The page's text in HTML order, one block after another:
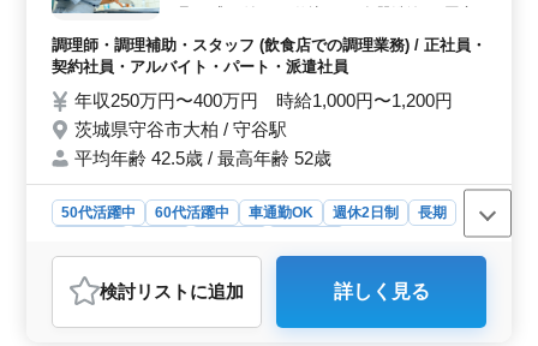
定可能で、短時間勤務も相談できるため、他の予定と両
立しやすい点が特徴です。 ＜有資格者優遇と成長で
きるサポート体制＞ 公認会計士や税理士の有資格者
（または科目合格者）が優遇され、スキルに応じて待遇
もアップするため、実務経験や資格を最大限に活かせま
す。また、ワードやエクセルの使用のほか、専用ソフト
も使う業務ですが、使用方法は丁寧に指導があるため、
新しいソフトウェア操作に自信がない方でも安心して取
り組めます。税務・会計の知識を活かしながら成長でき
る職場です。
理 ・盛り付け ・仕込み ・食器洗浄 ・厨房
業務 ・店内清掃 ・調理補助 備考 ・週休2日
制 ・社会保険完備 ・勤務時間応相談 ・50
経験を若手に教えていきませんか？ ブラン
クのある方もご応募可能！ まずお気軽にお
問い合わせください。
調理師・調理補助・スタッフ (飲食店での調理業務) / 正社員・
契約社員・アルバイト・パート・派遣社員
年収250万円〜400万円 時給1,000円〜1,200円
茨城県守谷市大柏 / 守谷駅
平均年齢 42.5歳 / 最高年齢 52歳
50代活躍中 60代活躍中 車通勤OK 週休2日制
長期
調理師・調理補助・スタッフ
おすすめポイント
＜中高年の方にもおすすめ＞ 焼肉店での調理スタッフ
検討リスト に追加 詳しく見る